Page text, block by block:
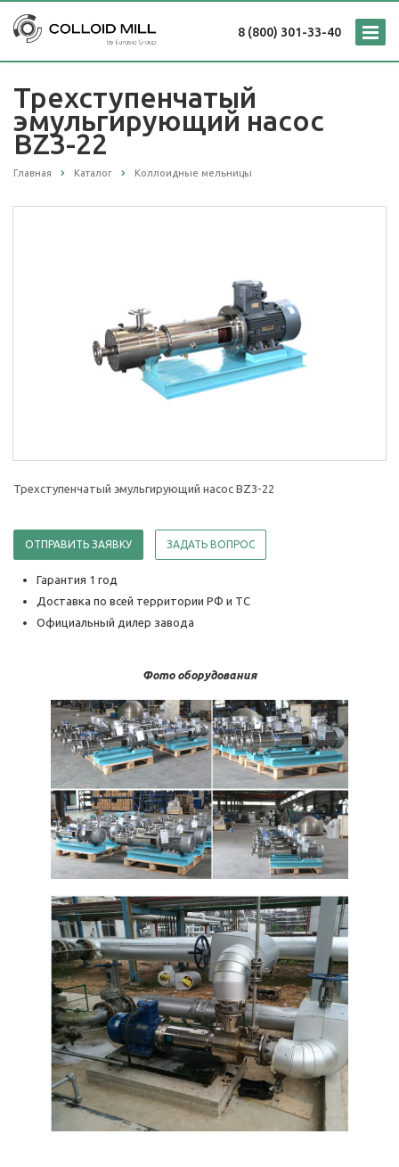
8 (800) 301-33-40
Трехступенчатый
эмульгирующий насос
BZ3-22
Главная Каталог Коллоидные мельницы
Трехступенчатый эмульгирующий насос BZ3-22
ОТПРАВИТЬ ЗАЯВКУ ЗАДАТЬ ВОПРОС
Гарантия 1 год
Доставка по всей территории РФ и ТС
Официальный дилер завода
Фото оборудования